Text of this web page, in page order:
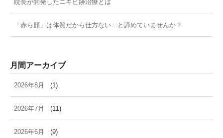
院長が開発したニキビ跡治療とは
「赤ら顔」は体質だから仕方ない…と諦めていませんか？
月間アーカイブ
2026年8月 (1)
2026年7月 (11)
2026年6月 (9)